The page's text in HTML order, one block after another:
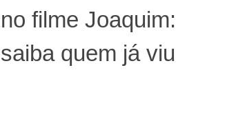
no filme Joaquim:
saiba quem já viu